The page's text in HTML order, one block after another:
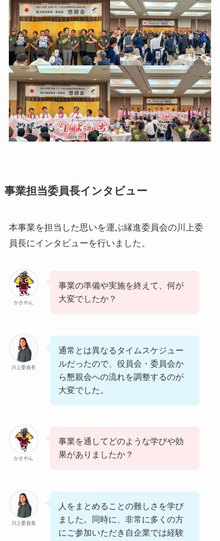
事業担当委員長インタビュー
本事業を担当した思いを運ぶ縁進委員会の川上委
員長にインタビューを行いました。
かさやん
事業の準備や実施を終えて、何が
大変でしたか？
川上委員長
通常とは異なるタイムスケジュー
ルだったので、役員会・委員会か
ら懇親会への流れを調整するのが
大変でした。
かさやん
事業を通してどのような学びや効
果がありましたか？
川上委員長
人をまとめることの難しさを学び
ました。同時に、非常に多くの方
にご参加いただき自企業では経験